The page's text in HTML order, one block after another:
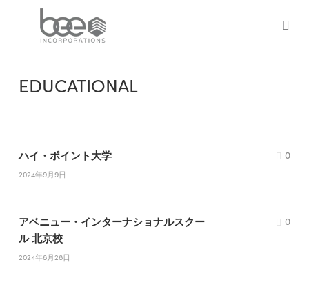
EDUCATIONAL
ハイ・ポイント大学
2024年9月9日
0
アベニュー・インターナショナルスクー
ル 北京校
2024年8月28日
0